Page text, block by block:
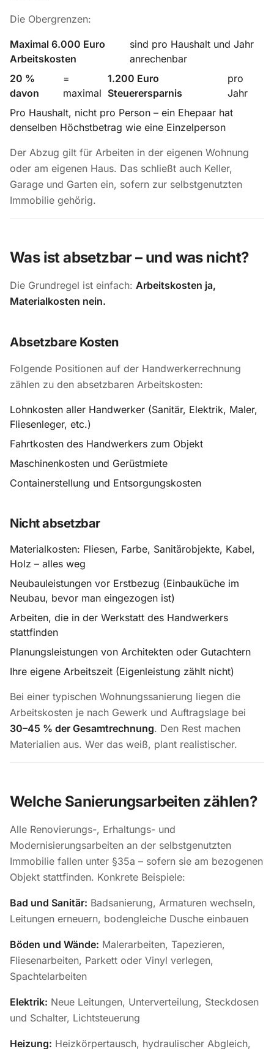
Die Obergrenzen:
Maximal 6.000 Euro
Arbeitskosten
sind pro Haushalt und Jahr
anrechenbar
20 %
davon
=
maximal
1.200 Euro
Steuerersparnis
pro
Jahr
Pro Haushalt, nicht pro Person – ein Ehepaar hat
denselben Höchstbetrag wie eine Einzelperson
Der Abzug gilt für Arbeiten in der eigenen Wohnung
oder am eigenen Haus. Das schließt auch Keller,
Garage und Garten ein, sofern zur selbstgenutzten
Immobilie gehörig.
Was ist absetzbar – und was nicht?
Die Grundregel ist einfach: Arbeitskosten ja,
Materialkosten nein.
Absetzbare Kosten
Folgende Positionen auf der Handwerkerrechnung
zählen zu den absetzbaren Arbeitskosten:
Lohnkosten aller Handwerker (Sanitär, Elektrik, Maler,
Fliesenleger, etc.)
Fahrtkosten des Handwerkers zum Objekt
Maschinenkosten und Gerüstmiete
Containerstellung und Entsorgungskosten
Nicht absetzbar
Materialkosten: Fliesen, Farbe, Sanitärobjekte, Kabel,
Holz – alles weg
Neubauleistungen vor Erstbezug (Einbauküche im
Neubau, bevor man eingezogen ist)
Arbeiten, die in der Werkstatt des Handwerkers
stattfinden
Planungsleistungen von Architekten oder Gutachtern
Ihre eigene Arbeitszeit (Eigenleistung zählt nicht)
Bei einer typischen Wohnungssanierung liegen die
Arbeitskosten je nach Gewerk und Auftragslage bei
30–45 % der Gesamtrechnung. Den Rest machen
Materialien aus. Wer das weiß, plant realistischer.
Welche Sanierungsarbeiten zählen?
Alle Renovierungs-, Erhaltungs- und
Modernisierungsarbeiten an der selbstgenutzten
Immobilie fallen unter §35a – sofern sie am bezogenen
Objekt stattfinden. Konkrete Beispiele:
Bad und Sanitär: Badsanierung, Armaturen wechseln,
Leitungen erneuern, bodengleiche Dusche einbauen
Böden und Wände: Malerarbeiten, Tapezieren,
Fliesenarbeiten, Parkett oder Vinyl verlegen,
Spachtelarbeiten
Elektrik: Neue Leitungen, Unterverteilung, Steckdosen
und Schalter, Lichtsteuerung
Heizung: Heizkörpertausch, hydraulischer Abgleich,